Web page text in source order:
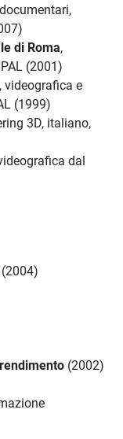
di Roma,
(2001)
, videografica e
(1999)
3D, italiano,
dal
(2004)
(2002)